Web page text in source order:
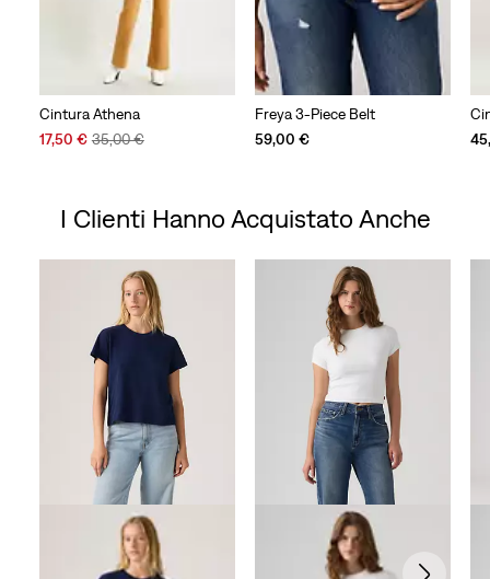
Cintura Athena
Sale
17,50 €Original
35,00 €
Freya 3-Piece Belt
59,00 €
I Clienti Hanno Acquistato Anche